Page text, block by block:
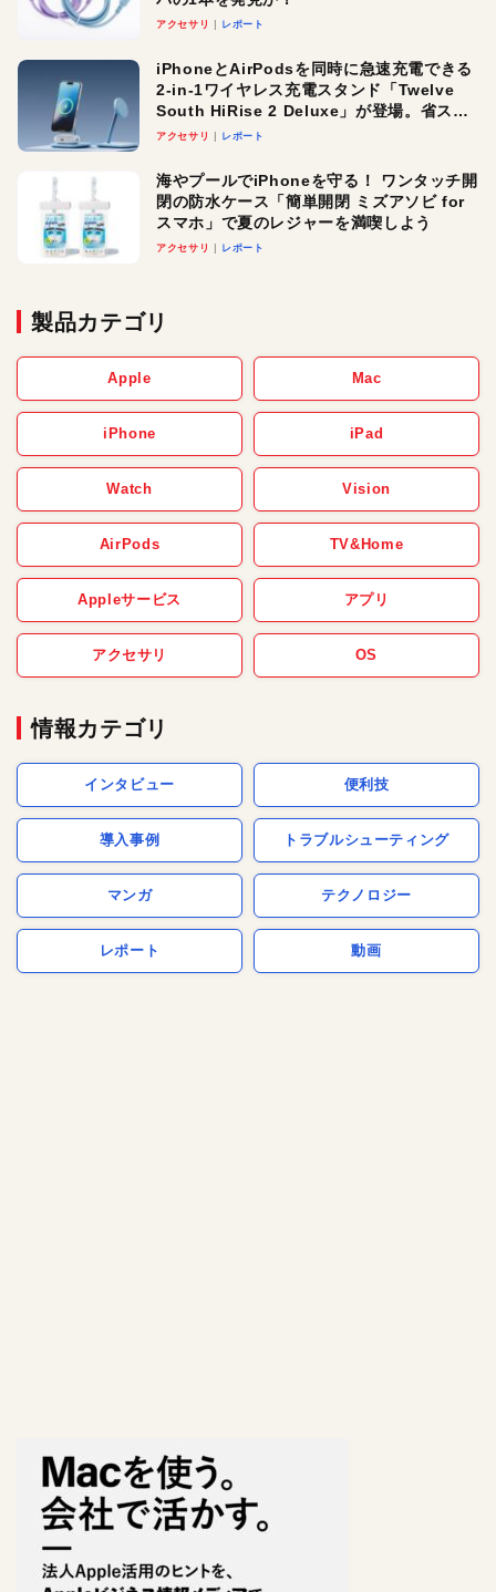
アクセサリ レポート
iPhoneとAirPodsを同時に急速充電できる
2-in-1ワイヤレス充電スタンド「Twelve
South HiRise 2 Deluxe」が登場。省スペ
ースでおしゃれに充電したい人にオスス
アクセサリ レポート
海やプールでiPhoneを守る！ ワンタッチ開
閉の防水ケース「簡単開閉 ミズアソビ for
スマホ」で夏のレジャーを満喫しよう
アクセサリ レポート
製品カテゴリ
Apple Mac
iPhone iPad
Watch Vision
AirPods TV&Home
Appleサービス アプリ
アクセサリ OS
情報カテゴリ
インタビュー 便利技
導入事例 トラブルシューティング
マンガ テクノロジー
レポート 動画